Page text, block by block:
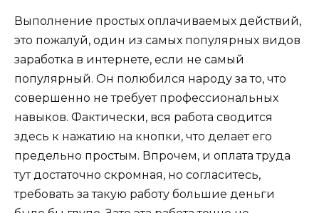
Выполнение простых оплачиваемых действий,
это пожалуй, один из самых популярных видов
заработка в интернете, если не самый
популярный. Он полюбился народу за то, что
совершенно не требует профессиональных
навыков. Фактически, вся работа сводится
здесь к нажатию на кнопки, что делает его
предельно простым. Впрочем, и оплата труда
тут достаточно скромная, но согласитесь,
требовать за такую работу большие деньги